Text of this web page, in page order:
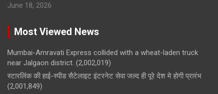
June 18, 2026
Most Viewed News
Mumbai-Amravati Express collided with a wheat-laden truck
near Jalgaon district. (2,002,019)
स्टारलिंक की हाई-स्पीड सैटेलाइट इंटरनेट सेवा जल्द ही पूरे देश मे होगी प्रारंभ
(2,001,849)